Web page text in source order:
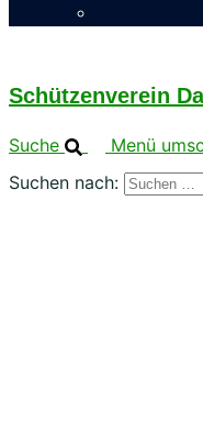
Schützenverein
Suche
Menü
Suchen nach: